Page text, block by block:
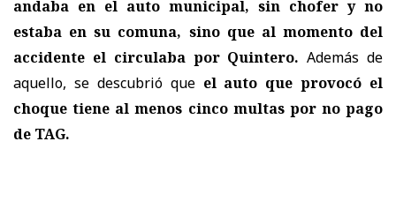
andaba en el auto municipal, sin chofer y no
estaba en su comuna, sino que al momento del
accidente el circulaba por Quintero. Además de
aquello, se descubrió que el auto que provocó el
choque tiene al menos cinco multas por no pago
de TAG.